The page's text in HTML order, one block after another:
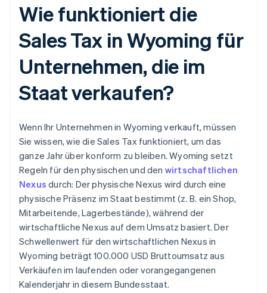
Wie funktioniert die
Sales Tax in Wyoming für
Unternehmen, die im
Staat verkaufen?
Wenn Ihr Unternehmen in Wyoming verkauft, müssen
Sie wissen, wie die Sales Tax funktioniert, um das
ganze Jahr über konform zu bleiben. Wyoming setzt
Regeln für den physischen und den wirtschaftlichen
Nexus durch: Der physische Nexus wird durch eine
physische Präsenz im Staat bestimmt (z. B. ein Shop,
Mitarbeitende, Lagerbestände), während der
wirtschaftliche Nexus auf dem Umsatz basiert. Der
Schwellenwert für den wirtschaftlichen Nexus in
Wyoming beträgt 100.000 USD Bruttoumsatz aus
Verkäufen im laufenden oder vorangegangenen
Kalenderjahr in diesem Bundesstaat.